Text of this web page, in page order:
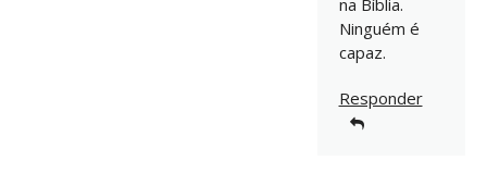
na Bíblia.
Ninguém é
capaz.
Responder